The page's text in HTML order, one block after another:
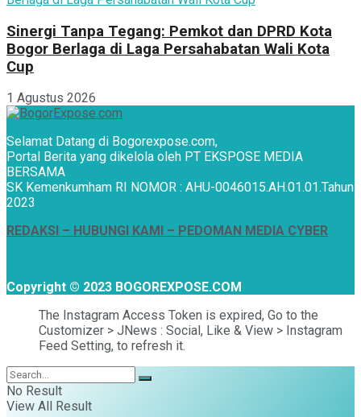
Sinergi Tanpa Tegang: Pemkot dan DPRD Kota
Bogor Berlaga di Laga Persahabatan Wali Kota
Cup
1 Agustus 2026
Selamat Datang di Bogorexpose.com,
Portal Berita yang dikelola oleh PT EKSPOSE MEDIA
BERSAMA
SK Kemenkumham RI NOMOR : AHU-0046015.AH.01.01.Tahun
2023
REDAKSI – HUBUNGI KAMI – PEDOMAN MEDIA CYBER
Copyright © 2023 BOGOREXPOSE.COM
The Instagram Access Token is expired, Go to the
Customizer > JNews : Social, Like & View > Instagram
Feed Setting, to refresh it.
No Result
View All Result